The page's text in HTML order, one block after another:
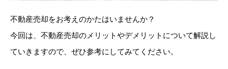
不動産売却をお考えのかたはいませんか？
今回は、不動産売却のメリットやデメリットについて解説し
ていきますので、ぜひ参考にしてみてください。